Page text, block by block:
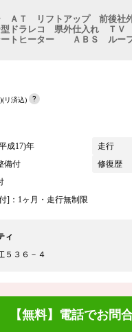
ＡＴ リフトアップ 前後社
ドラレコ 県外仕入れ Ｔ
ートヒーター ＡＢＳ ルー
リ済込)
成17)年 走行
備付 修復歴
]：1ヶ月・走行無制限
ィ
５３６－４
【無料】電話でお問